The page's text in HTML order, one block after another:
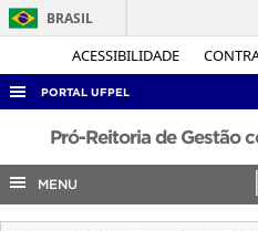
ACESSIBILIDADE
BRASIL
PORTAL UFPEL
ACESSO À INFORMAÇÃO
AUDITORIA
COBALTO
Pró-Reitoria de Gestão
MENU